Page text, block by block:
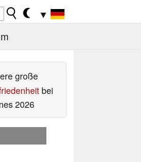
▼
große
bei
2026